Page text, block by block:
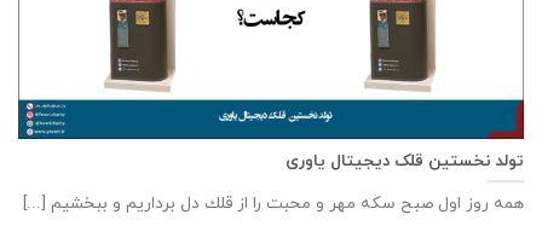
تولد نخستین قلک دیجیتال یاوری
همه روز اول صبح سكه مهر و محبت را از قلك دل برداريم و ببخشيم [...]